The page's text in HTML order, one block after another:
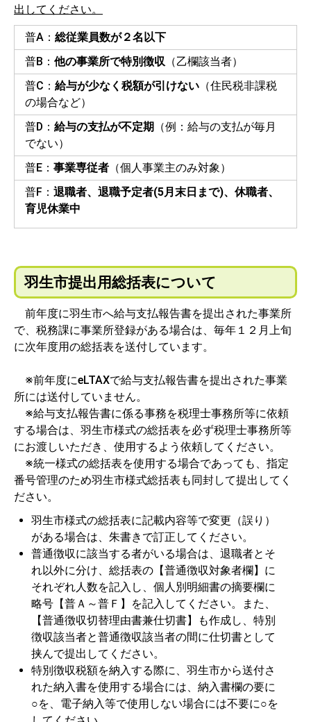
出してください。
普A： 総従業員数が２名以下
普B： 他の事業所で特別徴収 （乙欄該当者）
普C： 給与が少なく税額が引けない （住民税非課税
の場合など）
普D： 給与の支払が不定期 （例：給与の支払が毎月
でない）
普E： 事業専従者 （個人事業主のみ対象）
普F： 退職者、退職予定者(5月末日まで)、休職者、
育児休業中
羽生市提出用総括表について
前年度に羽生市へ給与支払報告書を提出された事業所
で、税務課に事業所登録がある場合は、毎年１２月上旬
に次年度用の総括表を送付しています。
※前年度にeLTAXで給与支払報告書を提出された事業
所には送付していません。
※給与支払報告書に係る事務を税理士事務所等に依頼
する場合は、羽生市様式の総括表を必ず税理士事務所等
にお渡しいただき、使用するよう依頼してください。
※統一様式の総括表を使用する場合であっても、指定
番号管理のため羽生市様式総括表も同封して提出してく
ださい。
羽生市様式の総括表に記載内容等で変更（誤り）
がある場合は、朱書きで訂正してください。
普通徴収に該当する者がいる場合は、退職者とそ
れ以外に分け、総括表の【普通徴収対象者欄】に
それぞれ人数を記入し、個人別明細書の摘要欄に
略号【普Ａ～普Ｆ】を記入してください。また、
【普通徴収切替理由書兼仕切書】も作成し、特別
徴収該当者と普通徴収該当者の間に仕切書として
挟んで提出してください。
特別徴収税額を納入する際に、羽生市から送付さ
れた納入書を使用する場合には、納入書欄の要に
○を、電子納入等で使用しない場合には不要に○を